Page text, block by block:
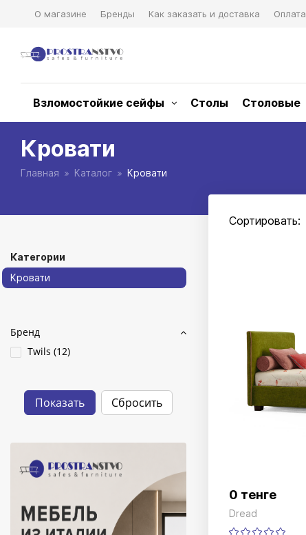
О магазине Бренды Как заказать и доставка Оплата
Взломостойкие сейфы Столы Столовые
Кровати
Главная Каталог Кровати
Категории
Кровати
Бренд
Twils (12)
Сортировать:
0 тенге
Dread